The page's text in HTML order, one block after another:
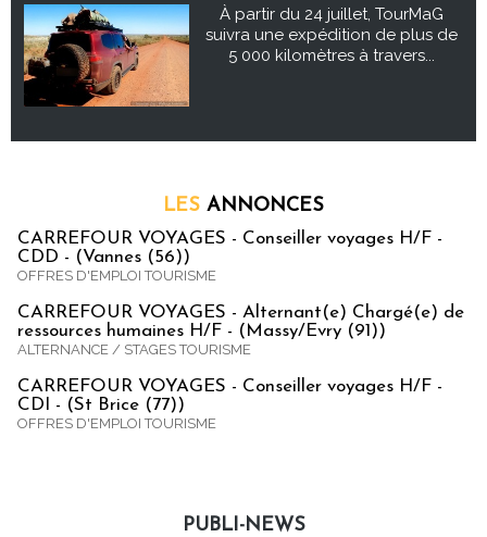
À partir du 24 juillet, TourMaG
suivra une expédition de plus de
5 000 kilomètres à travers...
LES ANNONCES
CARREFOUR VOYAGES - Conseiller voyages H/F -
CDD - (Vannes (56))
OFFRES D'EMPLOI TOURISME
CARREFOUR VOYAGES - Alternant(e) Chargé(e) de
ressources humaines H/F - (Massy/Evry (91))
ALTERNANCE / STAGES TOURISME
CARREFOUR VOYAGES - Conseiller voyages H/F -
CDI - (St Brice (77))
OFFRES D'EMPLOI TOURISME
PUBLI-NEWS